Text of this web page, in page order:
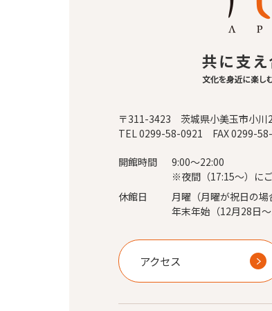
〒311-3423 茨城県小美玉市小川
TEL 0299-58-0921 FAX 0299-
開館時間
9:00～22:00
※夜間（17:15～）に
休館日
月曜（月曜が祝日の場
年末年始（12月28日～
アクセス